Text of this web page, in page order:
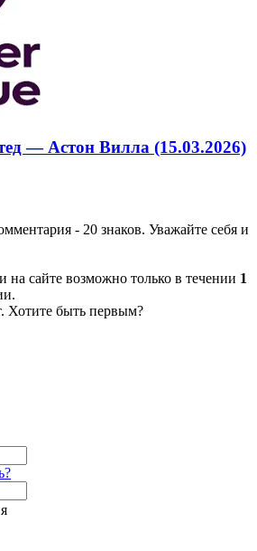
— Астон Вилла (15.03.2026)
- 20 знаков. Уважайте себя и
на сайте возможно только в течении 1
Хотите быть первым?